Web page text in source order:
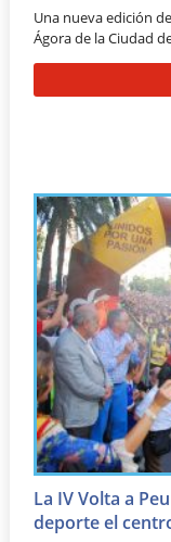
Una nueva edición
Ágora de la Ciudad
La IV Volta a
deporte el